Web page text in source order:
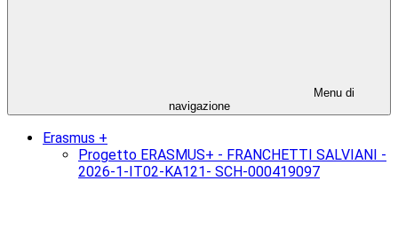
Menu di
navigazione
Erasmus +
Progetto ERASMUS+ - FRANCHETTI SALVIANI -
2026-1-IT02-KA121- SCH-000419097